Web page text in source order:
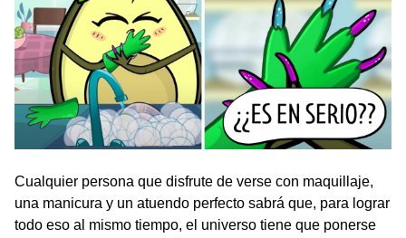
Cualquier persona que disfrute de verse con maquillaje,
una manicura y un atuendo perfecto sabrá que, para lograr
todo eso al mismo tiempo, el universo tiene que ponerse